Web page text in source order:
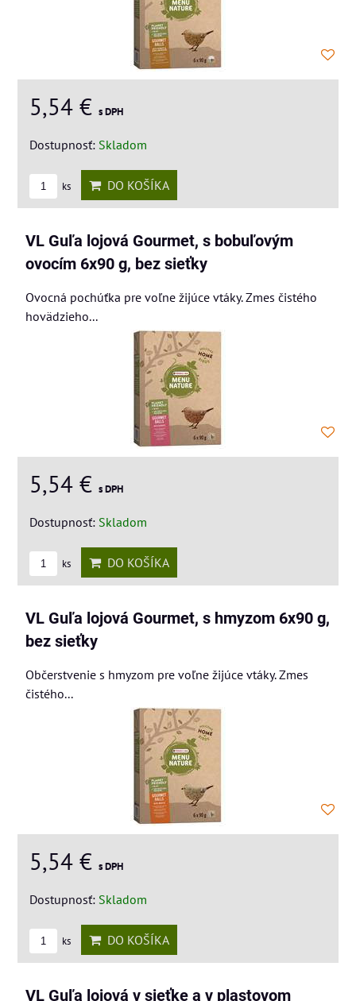
5,54 € s DPH
Dostupnosť: Skladom
ks DO KOŠÍKA
VL Guľa lojová Gourmet, s bobuľovým
ovocím 6x90 g, bez sieťky
Ovocná pochúťka pre voľne žijúce vtáky. Zmes čistého
hovädzieho...
5,54 € s DPH
Dostupnosť: Skladom
ks DO KOŠÍKA
VL Guľa lojová Gourmet, s hmyzom 6x90 g,
bez sieťky
Občerstvenie s hmyzom pre voľne žijúce vtáky. Zmes
čistého...
5,54 € s DPH
Dostupnosť: Skladom
ks DO KOŠÍKA
VL Guľa lojová v sieťke a v plastovom